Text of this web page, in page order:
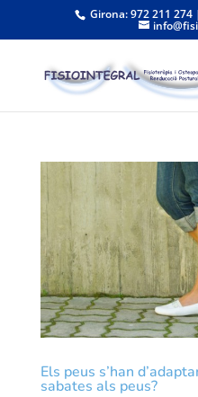
Girona: 972 211 274
Els peus s’han
sabates als peus?